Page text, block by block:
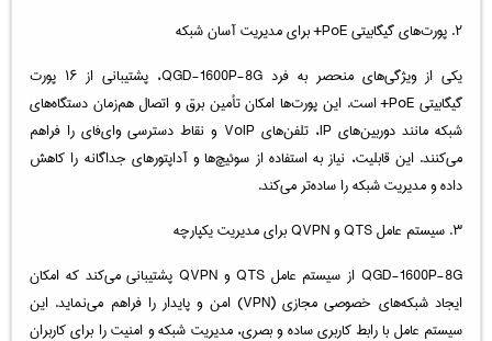
۲. پورت‌های گیگابیتی PoE+ برای مدیریت آسان شبکه
یکی از ویژگی‌های منحصر به فرد QGD-1600P-8G، پشتیبانی از ۱۶ پورت
گیگابیتی PoE+ است. این پورت‌ها امکان تأمین برق و اتصال هم‌زمان دستگاه‌های
شبکه مانند دوربین‌های IP، تلفن‌های VoIP و نقاط دسترسی وای‌فای را فراهم
می‌کنند. این قابلیت، نیاز به استفاده از سوئیچ‌ها و آداپتورهای جداگانه را کاهش
داده و مدیریت شبکه را ساده‌تر می‌کند.
۳. سیستم عامل QTS و QVPN برای مدیریت یکپارچه
QGD-1600P-8G از سیستم عامل QTS و QVPN پشتیبانی می‌کند که امکان
ایجاد شبکه‌های خصوصی مجازی (VPN) امن و پایدار را فراهم می‌نماید. این
سیستم عامل با رابط کاربری ساده و بصری، مدیریت شبکه و امنیت را برای کاربران